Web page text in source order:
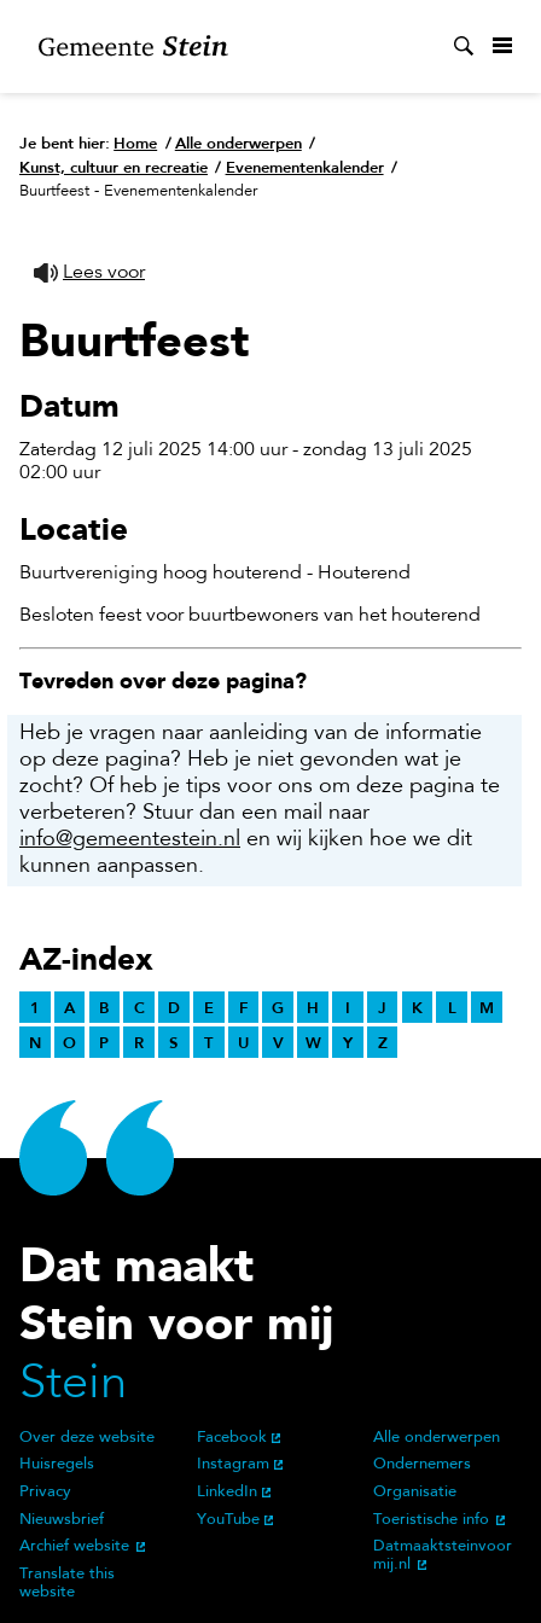
Je bent hier: Home / Alle onderwerpen /
Kunst, cultuur en recreatie / Evenementenkalender /
Buurtfeest - Evenementenkalender
Lees voor
Buurtfeest
Datum
Zaterdag 12 juli 2025 14:00 uur - zondag 13 juli 2025
02:00 uur
Locatie
Buurtvereniging hoog houterend - Houterend
Besloten feest voor buurtbewoners van het houterend
Tevreden over deze pagina?
Heb je vragen naar aanleiding van de informatie
op deze pagina? Heb je niet gevonden wat je
zocht? Of heb je tips voor ons om deze pagina te
verbeteren? Stuur dan een mail naar
info@gemeentestein.nl
en wij kijken hoe we dit
kunnen aanpassen.
AZ-index
1 A B C D E F G H I J K L
M
N
O P R S T U V W Y Z
Dat maakt
Stein voor mij
Stein
Over deze website
Over deze website
Huisregels
Privacy
Nieuwsbrief
Archief website
Translate this
website
Social Media
Facebook
Instagram
LinkedIn
YouTube
Alle onderwerpen
Ondernemers
Organisatie
Toeristische info
Datmaaktsteinvoor
mij.nl